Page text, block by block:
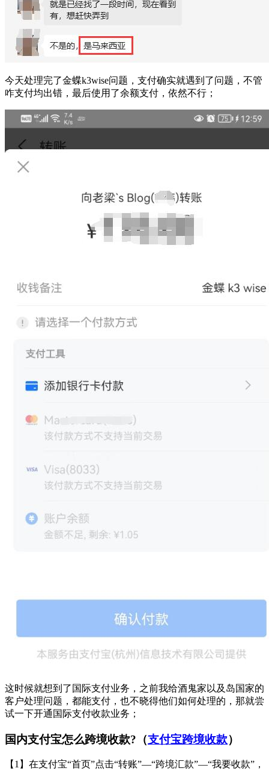
今天处理完了金蝶k3wise问题，支付确实就遇到了问题，不管
咋支付均出错，最后使用了余额支付，依然不行；
这时候就想到了国际支付业务，之前我给酒鬼家以及岛国家的
客户处理问题，都能支付，也不晓得他们如何处理的，那就尝
试一下开通国际支付收款业务；
国内支付宝怎么跨境收款?（支付宝跨境收款）
【1】在支付宝“首页”点击“转账”—“跨境汇款”—“我要收款”，